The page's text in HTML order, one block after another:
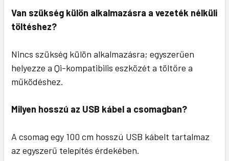
Van szükség külön alkalmazásra a vezeték nélküli
töltéshez?
Nincs szükség külön alkalmazásra; egyszerűen
helyezze a Qi-kompatibilis eszközét a töltőre a
működéshez.
Milyen hosszú az USB kábel a csomagban?
A csomag egy 100 cm hosszú USB kábelt tartalmaz
az egyszerű telepítés érdekében.